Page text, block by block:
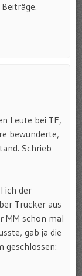
Leute bei TF,
bewunderte,
Schrieb
ich der
Trucker aus
MM schon mal
gab ja die
geschlossen: